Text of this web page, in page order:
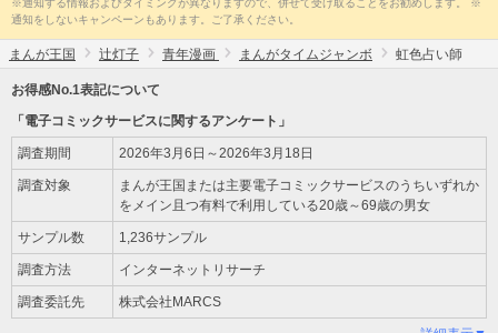
※通知する情報およびタイミングが異なりますので、併せて受け取ることをお勧めします。 ※
通知をしないキャンペーンもあります。ご了承ください。
まんが王国 辻灯子 青年漫画 まんがタイムジャンボ 虹色占い師
お得感No.1表記について
「電子コミックサービスに関するアンケート」
調査期間 2026年3月6日～2026年3月18日
調査対象
まんが王国または主要電子コミックサービスのうちいずれか
をメイン且つ有料で利用している20歳～69歳の男女
サンプル数 1,236サンプル
調査方法 インターネットリサーチ
調査委託先 株式会社MARCS